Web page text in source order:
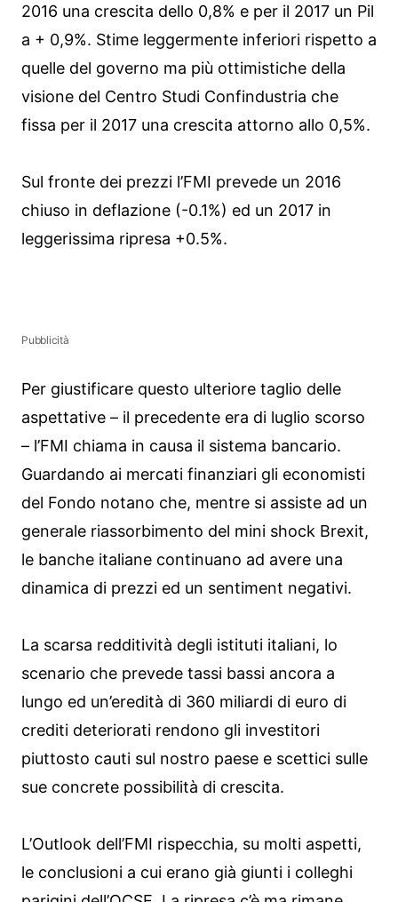
2016 una crescita dello 0,8% e per il 2017 un Pil
a + 0,9%. Stime leggermente inferiori rispetto a
quelle del governo ma più ottimistiche della
visione del Centro Studi Confindustria che
fissa per il 2017 una crescita attorno allo 0,5%.
Sul fronte dei prezzi l’FMI prevede un 2016
chiuso in deflazione (-0.1%) ed un 2017 in
leggerissima ripresa +0.5%.
Pubblicità
Per giustificare questo ulteriore taglio delle
aspettative – il precedente era di luglio scorso
– l’FMI chiama in causa il sistema bancario.
Guardando ai mercati finanziari gli economisti
del Fondo notano che, mentre si assiste ad un
generale riassorbimento del mini shock Brexit,
le banche italiane continuano ad avere una
dinamica di prezzi ed un sentiment negativi.
La scarsa redditività degli istituti italiani, lo
scenario che prevede tassi bassi ancora a
lungo ed un’eredità di 360 miliardi di euro di
crediti deteriorati rendono gli investitori
piuttosto cauti sul nostro paese e scettici sulle
sue concrete possibilità di crescita.
L’Outlook dell’FMI rispecchia, su molti aspetti,
le conclusioni a cui erano già giunti i colleghi